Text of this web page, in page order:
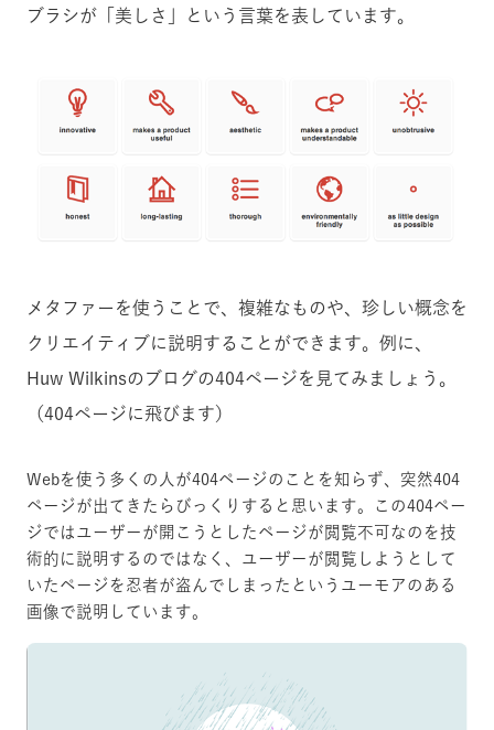
ブラシが「美しさ」という言葉を表しています。
メタファーを使うことで、複雑なものや、珍しい概念を
クリエイティブに説明することができます。例に、
Huw Wilkinsのブログの404ページを見てみましょう。
（404ページに飛びます）
Webを使う多くの人が404ページのことを知らず、突然404
ページが出てきたらびっくりすると思います。この404ペー
ジではユーザーが開こうとしたページが閲覧不可なのを技
術的に説明するのではなく、ユーザーが閲覧しようとして
いたページを忍者が盗んでしまったというユーモアのある
画像で説明しています。